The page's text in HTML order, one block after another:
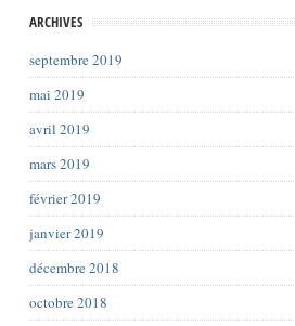
ARCHIVES
septembre 2019
mai 2019
avril 2019
mars 2019
février 2019
janvier 2019
décembre 2018
octobre 2018